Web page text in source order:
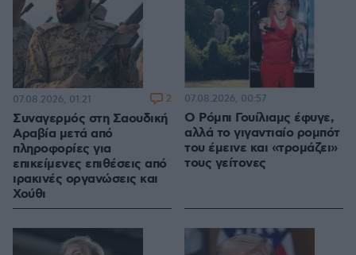
Συναγερμός στη Σαουδική
Αραβία μετά από
πληροφορίες για
επικείμενες επιθέσεις από
ιρακινές οργανώσεις και
Χούθι
07.08.2026, 01:21 2
Ο Ρόμπι Γουίλιαμς έφυγε,
αλλά το γιγαντιαίο ρομπότ
του έμεινε και «τρομάζει»
τους γείτονες
07.08.2026, 00:57